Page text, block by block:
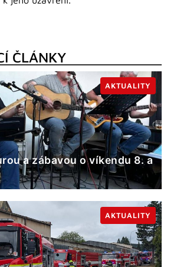
ČLÁNKY
a zábavou o víkendu 8. a
AKTUALITY
AKTUALITY